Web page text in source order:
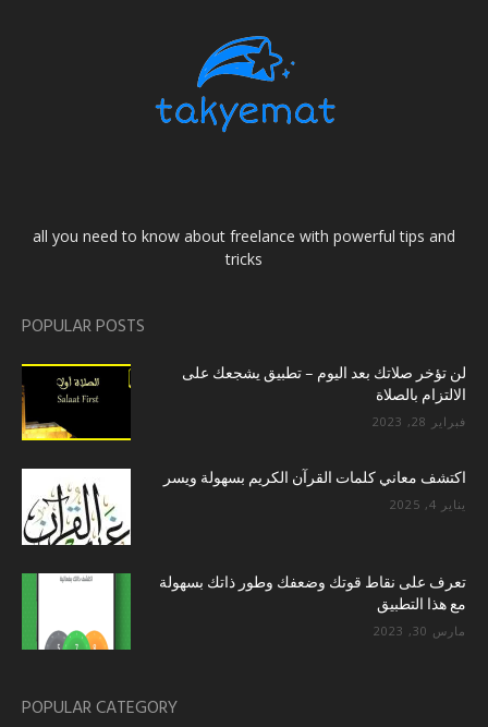
all you need to know about freelance with powerful tips and
tricks
POPULAR POSTS
لن تؤخر صلاتك بعد اليوم – تطبيق يشجعك على
الالتزام بالصلاة
فبراير 28, 2023
اكتشف معاني كلمات القرآن الكريم بسهولة ويسر
يناير 4, 2025
تعرف على نقاط قوتك وضعفك وطور ذاتك بسهولة
مع هذا التطبيق
مارس 30, 2023
POPULAR CATEGORY